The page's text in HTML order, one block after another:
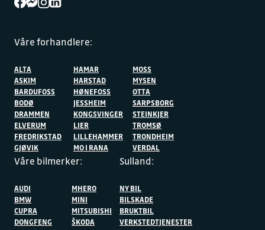
Våre forhandlere:
ALTA
ASKIM
BARDUFOSS
BODØ
DRAMMEN
ELVERUM
FREDRIKSTAD
GJØVIK
HAMAR
HARSTAD
HØNEFOSS
JESSHEIM
KONGSVINGER
LIER
LILLEHAMMER
MO I RANA
MOSS
MYSEN
OTTA
SARPSBORG
STEINKJER
TROMSØ
TRONDHEIM
VERDAL
Våre bilmerker:
AUDI
BMW
CUPRA
DONGFENG
MHERO
MINI
MITSUBISHI
ŠKODA
Sulland:
NY BIL
BILSKADE
BRUKTBIL
VERKSTEDTJENESTER